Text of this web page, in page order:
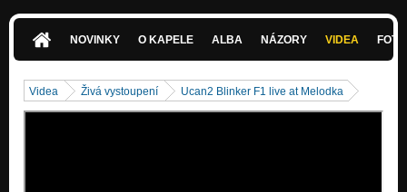
We Are
Blinker
NOVINKY O KAPELE ALBA NÁZORY VIDEA
Videa Živá vystoupení Ucan2 Blinker F1 live at Melodka